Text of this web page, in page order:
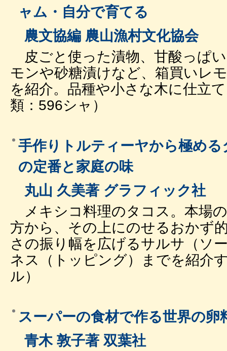
ャム・自分で育てる
農文協編 農山漁村文化協会
皮ごと使った漬物、甘酸っぱ
モンや砂糖漬けなど、箱買いレ
を紹介。品種や小さな木に仕立
類：596シャ）
手作りトルティーヤから極め
の定番と家庭の味
丸山 久美著 グラフィック社
メキシコ料理のタコス。本場
方から、その上にのせるおかず
さの振り幅を広げるサルサ（ソ
ネス（トッピング）までを紹介
ル）
スーパーの食材で作る世界の卵
青木 敦子著 双葉社